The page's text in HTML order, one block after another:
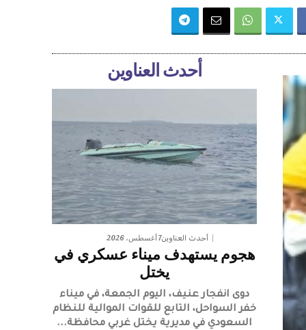
أحدث العناوين
أحدث العناوين7 أغسطس، 2026
هجوم يستهدف ميناء عسكري في
يختل
دوى انفجار عنيف، اليوم الجمعة، في ميناء
خفر السواحل، التابع للقوات الموالية للنظام
السعودي في مديرية يختل غربي محافظة...